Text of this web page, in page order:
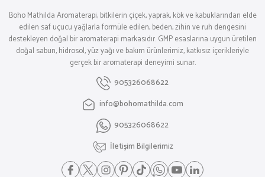
Boho Mathilda Aromaterapi, bitkilerin çiçek, yaprak, kök ve kabuklarından elde
edilen saf uçucu yağlarla formüle edilen, beden, zihin ve ruh dengesini
destekleyen doğal bir aromaterapi markasıdır. GMP esaslarına uygun üretilen
doğal sabun, hidrosol, yüz yağı ve bakım ürünlerimiz, katkısız içerikleriyle
gerçek bir aromaterapi deneyimi sunar.
905326068622
info@bohomathilda.com
905326068622
İletişim Bilgilerimiz